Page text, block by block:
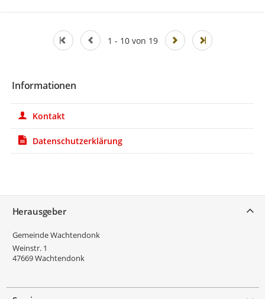
1 - 10 von 19
Informationen
Kontakt
Datenschutzerklärung
Herausgeber
Gemeinde Wachtendonk
Weinstr. 1
47669Wachtendonk